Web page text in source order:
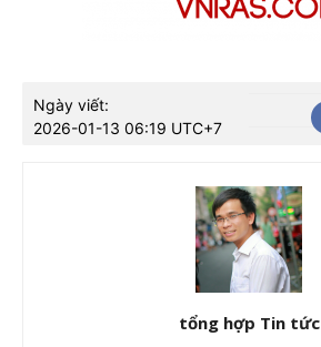
Ngày viết:
2026-01-13 06:19 UTC+7
tổng hợp Tin tức